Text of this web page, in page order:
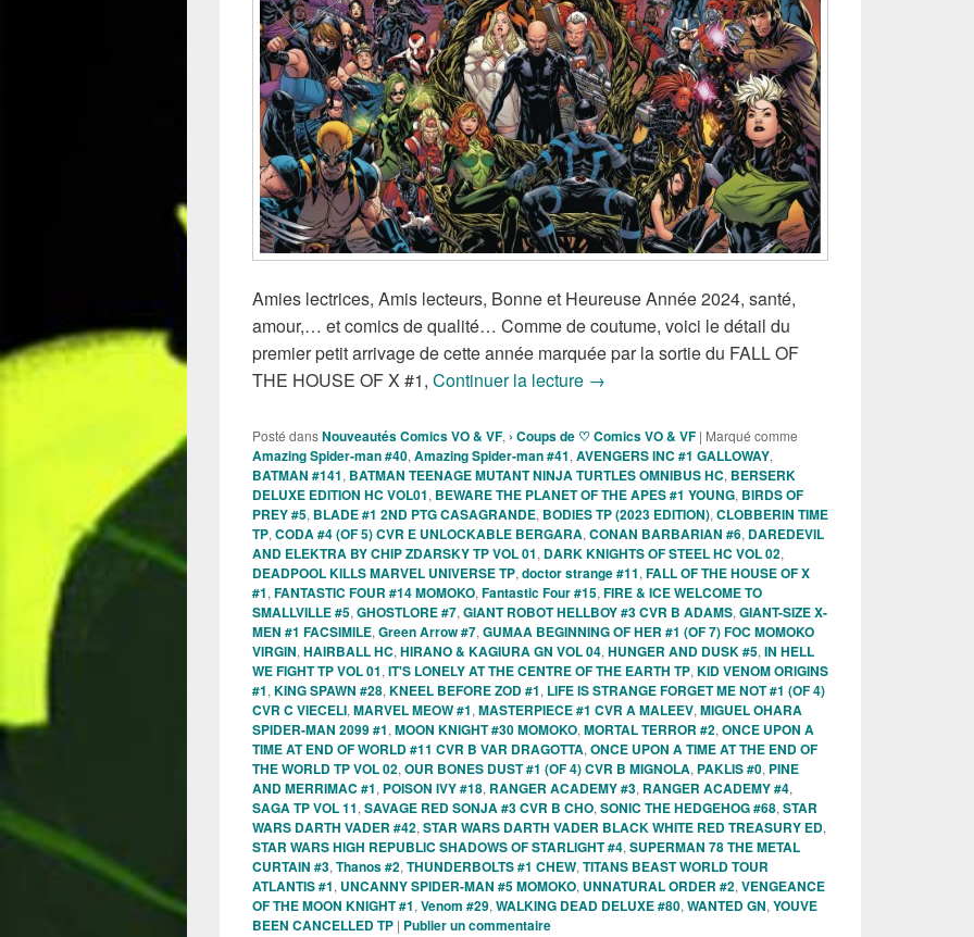
Amies lectrices, Amis lecteurs, Bonne et Heureuse Année 2024, santé,
amour,… et comics de qualité… Comme de coutume, voici le détail du
premier petit arrivage de cette année marquée par la sortie du FALL OF
THE HOUSE OF X #1, Continuer la lecture Sorties des Comics VO de la semaine du 3 janvier
→
Posté dansNouveautés Comics VO & VF, › Coups de ♡ Comics VO & VF | Marqué comme
Amazing Spider-man #40, Amazing Spider-man #41, AVENGERS INC #1 GALLOWAY,
BATMAN #141, BATMAN TEENAGE MUTANT NINJA TURTLES OMNIBUS HC, BERSERK
DELUXE EDITION HC VOL01, BEWARE THE PLANET OF THE APES #1 YOUNG, BIRDS OF
PREY #5, BLADE #1 2ND PTG CASAGRANDE, BODIES TP (2023 EDITION), CLOBBERIN TIME
TP, CODA #4 (OF 5) CVR E UNLOCKABLE BERGARA, CONAN BARBARIAN #6, DAREDEVIL
AND ELEKTRA BY CHIP ZDARSKY TP VOL 01, DARK KNIGHTS OF STEEL HC VOL 02,
DEADPOOL KILLS MARVEL UNIVERSE TP, doctor strange #11, FALL OF THE HOUSE OF X
#1, FANTASTIC FOUR #14 MOMOKO, Fantastic Four #15, FIRE & ICE WELCOME TO
SMALLVILLE #5, GHOSTLORE #7, GIANT ROBOT HELLBOY #3 CVR B ADAMS, GIANT-SIZE X-
MEN #1 FACSIMILE, Green Arrow #7, GUMAA BEGINNING OF HER #1 (OF 7) FOC MOMOKO
VIRGIN, HAIRBALL HC, HIRANO & KAGIURA GN VOL 04, HUNGER AND DUSK #5, IN HELL
WE FIGHT TP VOL 01, IT'S LONELY AT THE CENTRE OF THE EARTH TP, KID VENOM ORIGINS
#1, KING SPAWN #28, KNEEL BEFORE ZOD #1, LIFE IS STRANGE FORGET ME NOT #1 (OF 4)
CVR C VIECELI, MARVEL MEOW #1, MASTERPIECE #1 CVR A MALEEV, MIGUEL OHARA
SPIDER-MAN 2099 #1, MOON KNIGHT #30 MOMOKO, MORTAL TERROR #2, ONCE UPON A
TIME AT END OF WORLD #11 CVR B VAR DRAGOTTA, ONCE UPON A TIME AT THE END OF
THE WORLD TP VOL 02, OUR BONES DUST #1 (OF 4) CVR B MIGNOLA, PAKLIS #0, PINE
AND MERRIMAC #1, POISON IVY #18, RANGER ACADEMY #3, RANGER ACADEMY #4,
SAGA TP VOL 11, SAVAGE RED SONJA #3 CVR B CHO, SONIC THE HEDGEHOG #68, STAR
WARS DARTH VADER #42, STAR WARS DARTH VADER BLACK WHITE RED TREASURY ED,
STAR WARS HIGH REPUBLIC SHADOWS OF STARLIGHT #4, SUPERMAN 78 THE METAL
CURTAIN #3, Thanos #2, THUNDERBOLTS #1 CHEW, TITANS BEAST WORLD TOUR
ATLANTIS #1, UNCANNY SPIDER-MAN #5 MOMOKO, UNNATURAL ORDER #2, VENGEANCE
OF THE MOON KNIGHT #1, Venom #29, WALKING DEAD DELUXE #80, WANTED GN, YOUVE
BEEN CANCELLED TP | Publier un commentaire